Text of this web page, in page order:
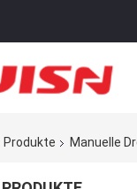
Produkte Manuelle